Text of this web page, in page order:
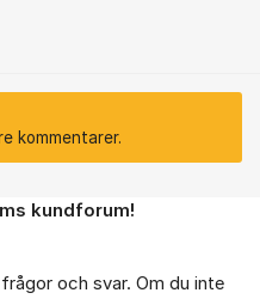
kommentarer.
kundforum!
och svar. Om du inte